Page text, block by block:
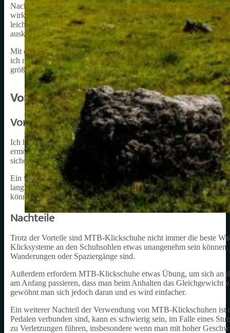
Nachdem ich viele verschiedene Marken und Modelle
wirklich den Unterschied ausmachen kann. Die bessere
leichte Überwinden von Hindernissen. War ich anfangs noch
ausklicken lassen würden, hat mich die Praxis eines Besseren
Mit der Zeit habe ich gelernt, dass das richtige Einstellen der
ich meine optimale Tretposition finden und gleichzeitig die
größere Ausdauer erreichen und das Fahren insgesamt genießen.
Vor- und Nachteile von MTB-Klickschuhen
Vorteile
Ich habe festgestellt, dass MTB-Klickschuhe eine bessere
ermöglicht es mir, effizienter zu treten und schneller zu fahren.
sicher auf den Pedalen bleiben, was insbesondere bei steilen
Ein weiterer Vorteil von MTB-Klickschuhen ist die einfache
langwierig anzupassen. Zudem gibt es viele verschiedene
können.
Nachteile
Trotz der Vorteile sind MTB-Klickschuhe nicht immer die beste
Klicksysteme an den Schuhsohlen etwas unangenehm sein
Wanderungen oder Spaziergänge sind.
Außerdem erfordern MTB-Klickschuhe etwas Übung, um sich an
am Anfang passieren, dass man beim Anhalten das
gewöhnt man sich jedoch daran und es wird einfacher.
Ein weiterer Nachteil der Verwendung von MTB-Klickschuhen ist
Pedalen verbunden sind, kann es schwierig sein, im Falle eines
zu Verletzungen führen, insbesondere wenn man mit hoher